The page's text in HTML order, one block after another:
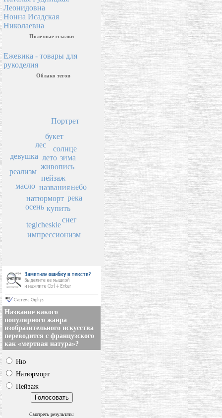
Леонидовна
Нонна Исадская
Николаевна
Полезные ссылки
Ежевика - товары для
рукоделия
Облако тегов
пейзаж
названия
живопись
лето
натюрморт
купить
солнце
лес
зима
осень
букет
масло
река
снег
tegicheskie
реализм
небо
импрессионизм
Портрет
девушка
Название какого
популярного жанра
изобразительного искусства
переводится с французского
как «мертвая натура»?
Ню
Натюрморт
Пейзаж
Смотреть результаты